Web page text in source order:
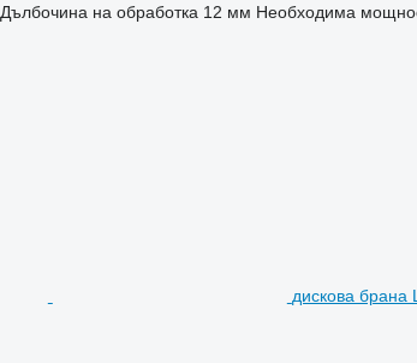
Дълбочина на обработка 12 мм Необходима
дискова брана